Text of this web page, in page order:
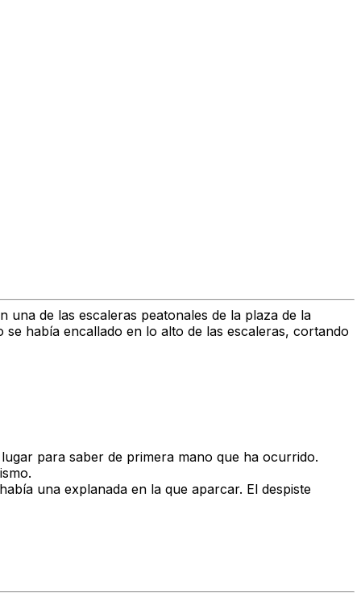
de las escaleras peatonales de la plaza de la
había encallado en lo alto de las escaleras, cortando
para saber de primera mano que ha ocurrido.
una explanada en la que aparcar. El despiste